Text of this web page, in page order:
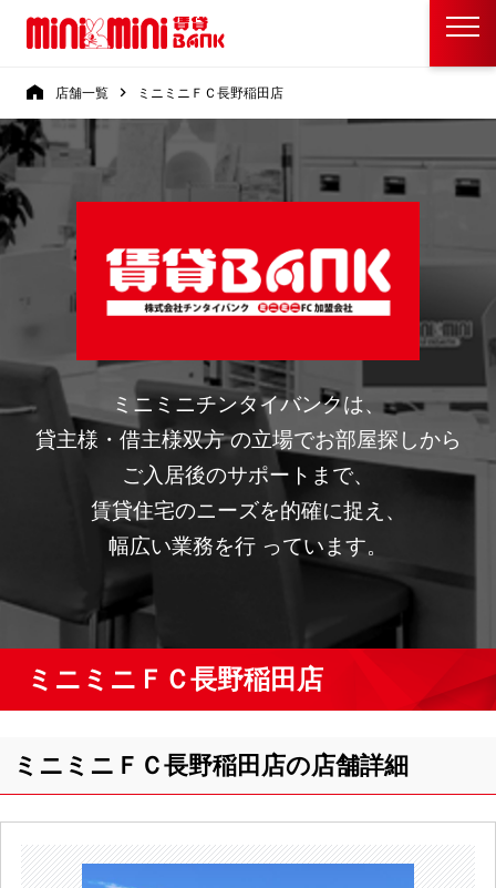
店舗一覧 ミニミニＦＣ長野稲田店
ミニミニチンタイバンクは、
貸主様・借主様双方 の立場でお部屋探しから
ご入居後のサポートまで、
賃貸住宅のニーズを的確に捉え、
幅広い業務を行 っています。
ミニミニＦＣ長野稲田店
ミニミニＦＣ長野稲田店の店舗詳細